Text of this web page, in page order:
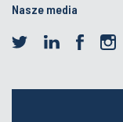
Nasze media